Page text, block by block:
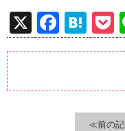
X
F
a
b
H
at
n
a
o
≪前の